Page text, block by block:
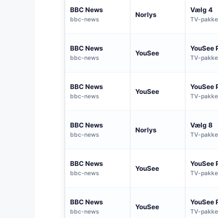
BBC News
bbc-news
Norlys
Vælg 4
TV-pakke
BBC News
bbc-news
YouSee
YouSee
TV-pakke
BBC News
bbc-news
YouSee
YouSee
TV-pakke
BBC News
bbc-news
Norlys
Vælg 8
TV-pakke
BBC News
bbc-news
YouSee
YouSee
TV-pakke
BBC News
bbc-news
YouSee
YouSee
TV-pakke